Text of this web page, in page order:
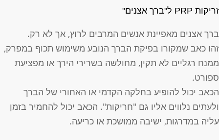
זריקות PRP ל"ברך אצנים"
ברך אצנים מאפיינת אנשים המרבים לרוץ, אך לא רק.
זהו כאב שמקורו בפיקת הברך הנובע משימוש תכוף במפרק,
ממנח רגליים לא תקין, מחולשה בשרירי הירך או מפציעת
ספורט.
הכאב יכול להופיע בחלקה הקדמי או האחורי של הברך
ולעתים נלווים אליו גם "חריקות". הכאב יכול להחמיר בזמן
עליה במדרגות, ישיבה ממושכת או כריעה.